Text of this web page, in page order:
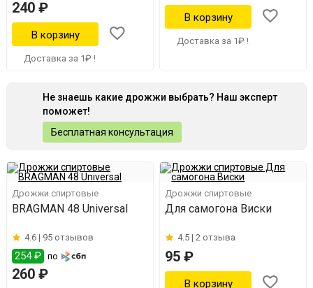
240 ₽
Доставка за 1₽ !
Доставка за 1₽ !
Не знаешь какие дрожжи выбрать? Наш эксперт
поможет!
Бесплатная консультация
Дрожжи спиртовые
BRAGMAN 48 Universal
4.6 | 95 отзывов
254 ₽ по
260 ₽
Дрожжи спиртовые
Для самогона Виски
4.5 |2 отзыва
95 ₽